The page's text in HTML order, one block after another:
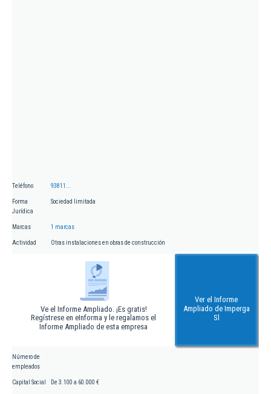
Teléfono 93811...
Forma
Jurídica
Sociedad limitada
Marcas 1 marcas
Actividad Otras instalaciones en obras de construcción
Ve el Informe Ampliado. ¡Es gratis!
Regístrese en eInforma y le regalamos el
Informe Ampliado de esta empresa
Ver el Informe
Ampliado de Imperga
Sl
Número de
empleados
Capital Social De 3.100 a 60.000 €